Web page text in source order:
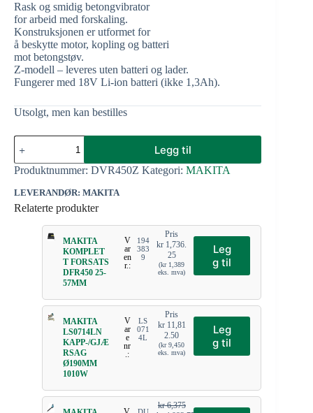
Rask og smidig betongvibrator
for arbeid med forskaling.
Konstruksjonen er utformet for
å beskytte motor, kopling og batteri
mot betongstøv.
Z-modell – leveres uten batteri og lader.
Fungerer med 18V Li-ion batteri (ikke 1,3Ah).
Utsolgt, men kan bestilles
Legg til
Produktnummer: DVR450Z Kategori: MAKITA
LEVERANDØR: MAKITA
Relaterte produkter
MAKITA
KOMPLET
T FORSATS
DFR450 25-
57MM
V
ar
en
r.:
194
383
9
Pris
kr 1,736.
25
(kr1,389
eks. mva)
Leg
g til
MAKITA
LS0714LN
KAPP-/GJÆ
RSAG
Ø190MM
1010W
V
ar
e
nr
.:
LS
071
4L
Pris
kr11,81
2.50
(kr9,450
eks. mva)
Leg
g til
kr6,375